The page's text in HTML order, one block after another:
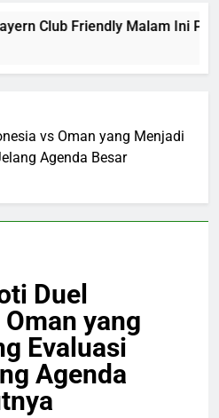
Club Friendly Malam Ini
vs Oman yang Menjadi
Agenda Besar
Duel
yang
Evaluasi
Agenda